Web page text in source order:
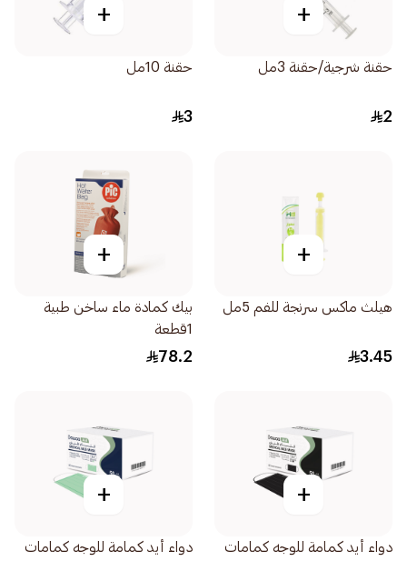
+
حقنة شرجية/حقنة 3مل
2
+
حقنة 10مل
3
+
هيلث ماكس سرنجة للفم 5مل
3.45
+
بيك كمادة ماء ساخن طبية
1قطعة
78.2
+
دواء أيد كمامة للوجه كمامات
+
دواء أيد كمامة للوجه كمامات